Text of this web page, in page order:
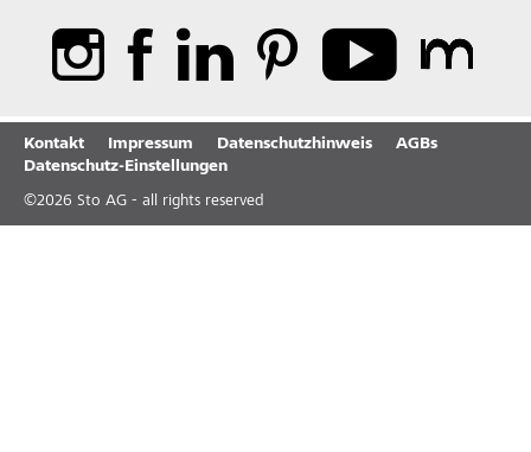
Kontakt Impressum Datenschutzhinweis
AGBs
Datenschutz-Einstellungen
©2026 Sto AG - all rights reserved